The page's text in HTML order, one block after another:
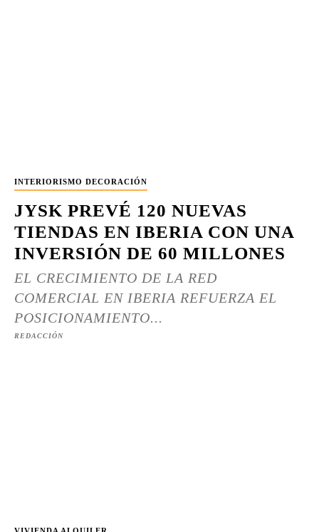
INTERIORISMO DECORACIÓN
JYSK PREVÉ 120 NUEVAS
TIENDAS EN IBERIA CON UNA
INVERSIÓN DE 60 MILLONES
EL CRECIMIENTO DE LA RED
COMERCIAL EN IBERIA REFUERZA EL
POSICIONAMIENTO...
REDACCIÓN